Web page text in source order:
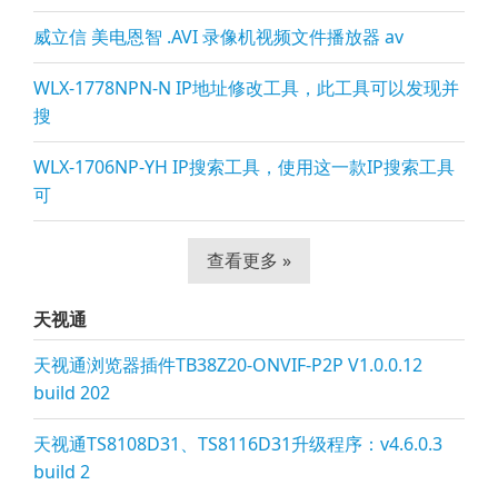
威立信 美电恩智 .AVI 录像机视频文件播放器 av
WLX-1778NPN-N IP地址修改工具，此工具可以发现并
搜
WLX-1706NP-YH IP搜索工具，使用这一款IP搜索工具
可
查看更多 »
天视通
天视通浏览器插件TB38Z20-ONVIF-P2P V1.0.0.12
build 202
天视通TS8108D31、TS8116D31升级程序：v4.6.0.3
build 2